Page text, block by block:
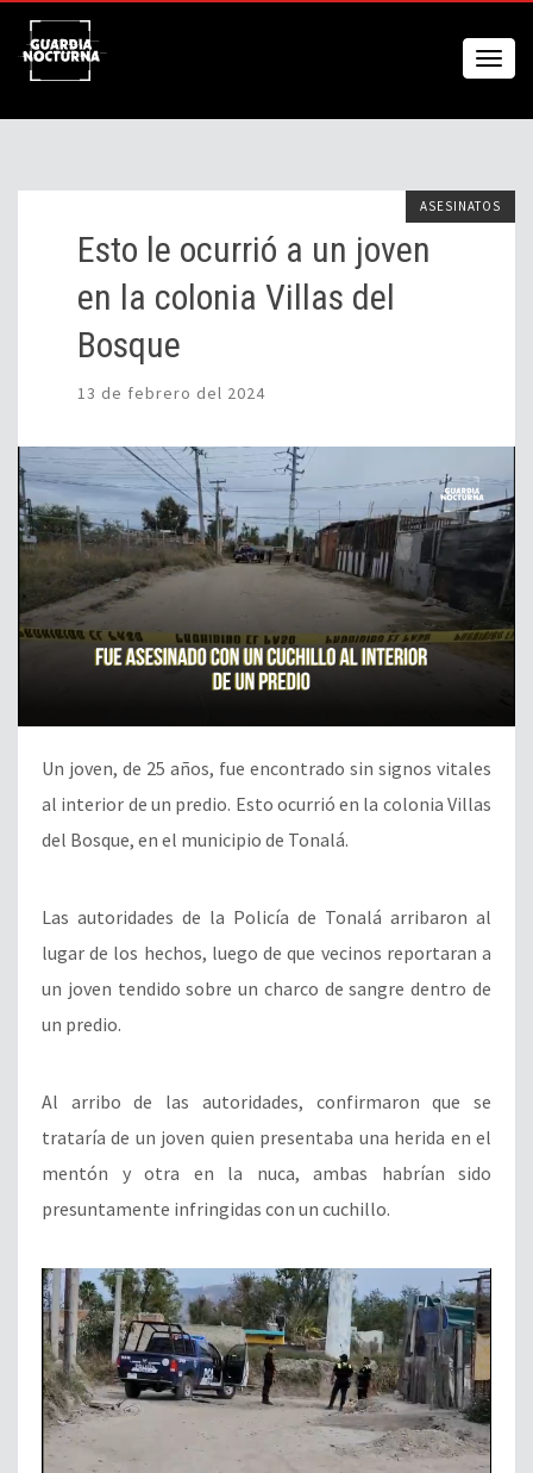
ASESINATOS
Esto le ocurrió a un joven
en la colonia Villas del
Bosque
13 de febrero del 2024
Un joven, de 25 años, fue encontrado sin signos vitales
al interior de un predio. Esto ocurrió en la colonia Villas
del Bosque, en el municipio de Tonalá.
Las autoridades de la Policía de Tonalá arribaron al
lugar de los hechos, luego de que vecinos reportaran a
un joven tendido sobre un charco de sangre dentro de
un predio.
Al arribo de las autoridades, confirmaron que se
trataría de un joven quien presentaba una herida en el
mentón y otra en la nuca, ambas habrían sido
presuntamente infringidas con un cuchillo.